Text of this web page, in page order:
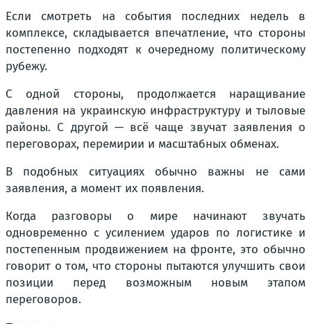
Если смотреть на события последних недель в
комплексе, складывается впечатление, что стороны
постепенно подходят к очередному политическому
рубежу.
С одной стороны, продолжается наращивание
давления на украинскую инфраструктуру и тыловые
районы. С другой — всё чаще звучат заявления о
переговорах, перемирии и масштабных обменах.
В подобных ситуациях обычно важны не сами
заявления, а момент их появления.
Когда разговоры о мире начинают звучать
одновременно с усилением ударов по логистике и
постепенным продвижением на фронте, это обычно
говорит о том, что стороны пытаются улучшить свои
позиции перед возможным новым этапом
переговоров.